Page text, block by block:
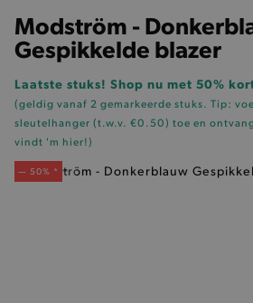
Modström -
Gespikkelde blazer
Laatste stuks! Shop nu met 50%
(geldig vanaf 2 gemarkeerde stuks. Tip:
sleutelhanger (t.w.v. €0.50) toe en
vindt 'm hier!)
— 50% *